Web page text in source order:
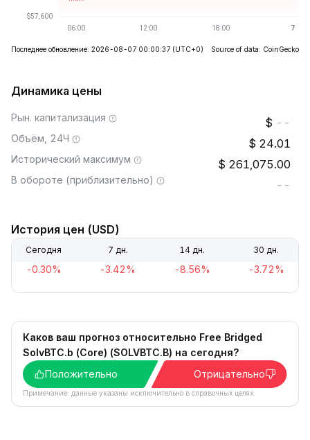
Последнее обновление: 2026-08-07 00:00:37 (UTC+0) Source of data: CoinGecko
Динамика цены
Рын. капитализация --
Объём, 24Ч 24.01
Исторический максимум 261,075.00
В обороте (приблизительно) --
История цен (USD)
Сегодня 7 дн. 14 дн. 30 дн.
-0.30% -3.42% -8.56% -3.72%
Каков ваш прогноз относительно Free Bridged
SolvBTC.b (Core) (SOLVBTC.B) на сегодня?
Положительно
Отрицательно
Примечание: данные указаны исключительно в справочных целях.